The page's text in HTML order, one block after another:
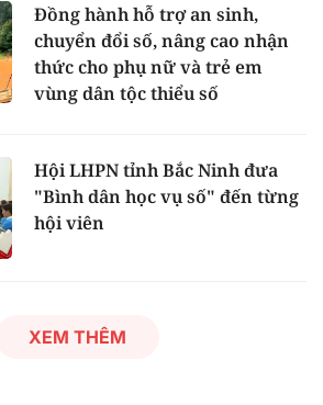
Đồng hành hỗ trợ an sinh,
chuyển đổi số, nâng cao nhận
thức cho phụ nữ và trẻ em
vùng dân tộc thiểu số
Hội LHPN tỉnh Bắc Ninh đưa
"Bình dân học vụ số" đến từng
hội viên
XEM THÊM